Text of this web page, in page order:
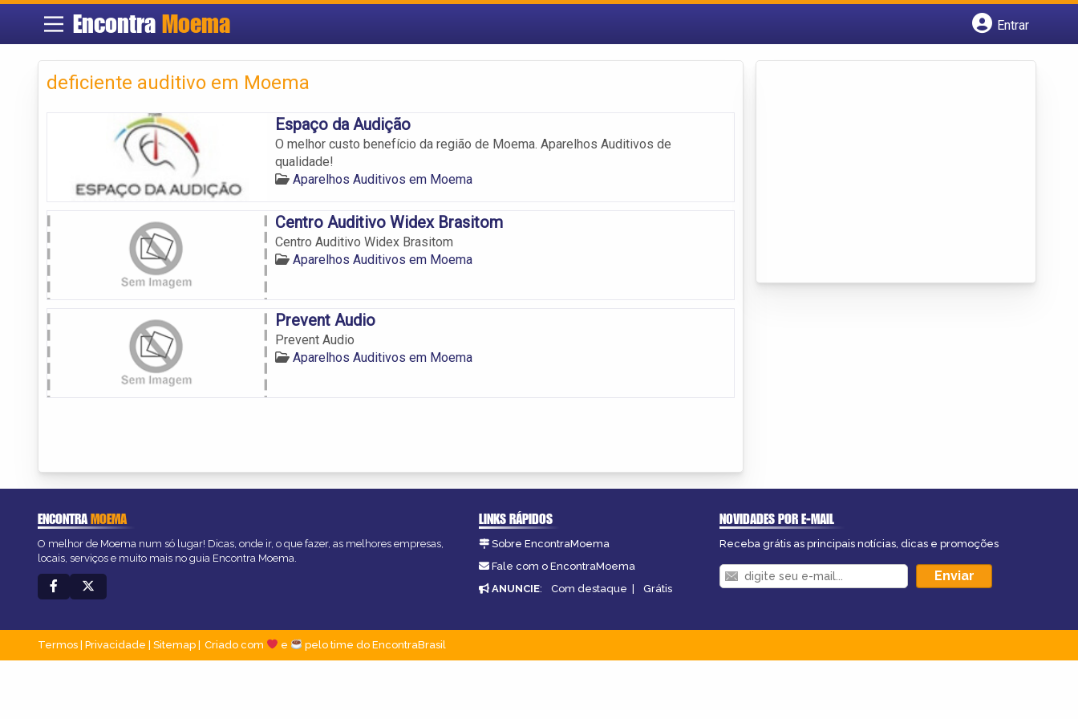
Encontra Moema
Entrar
deficiente auditivo em Moema
Espaço da Audição
O melhor custo benefício da região de Moema. Aparelhos Auditivos de
qualidade!
Aparelhos Auditivos em Moema
Centro Auditivo Widex Brasitom
Centro Auditivo Widex Brasitom
Aparelhos Auditivos em Moema
Prevent Audio
Prevent Audio
Aparelhos Auditivos em Moema
ENCONTRAMOEMA
O melhor de Moema num só lugar! Dicas, onde ir, o que fazer, as melhores empresas,
locais, serviços e muito mais no guia Encontra Moema.
LINKS RÁPIDOS
Sobre EncontraMoema
Fale com o EncontraMoema
ANUNCIE: Com destaque | Grátis
NOVIDADES POR E-MAIL
Receba grátis as principais notícias, dicas e promoções
Termos Privacidade Sitemap Criado com e pelo time do EncontraBrasil